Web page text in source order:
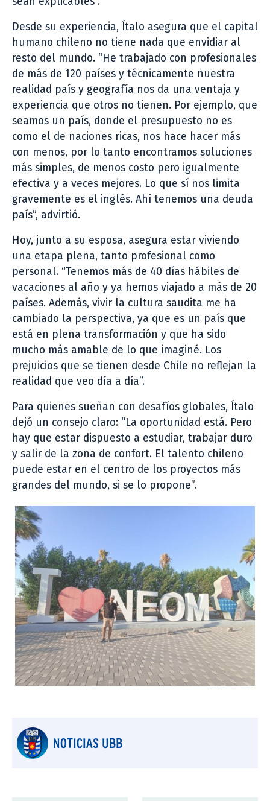
Desde su experiencia, Ítalo asegura que el capital
humano chileno no tiene nada que envidiar al
resto del mundo. “He trabajado con profesionales
de más de 120 países y técnicamente nuestra
realidad país y geografía nos da una ventaja y
experiencia que otros no tienen. Por ejemplo, que
seamos un país, donde el presupuesto no es
como el de naciones ricas, nos hace hacer más
con menos, por lo tanto encontramos soluciones
más simples, de menos costo pero igualmente
efectiva y a veces mejores. Lo que sí nos limita
gravemente es el inglés. Ahí tenemos una deuda
país”, advirtió.
Hoy, junto a su esposa, asegura estar viviendo
una etapa plena, tanto profesional como
personal. “Tenemos más de 40 días hábiles de
vacaciones al año y ya hemos viajado a más de 20
países. Además, vivir la cultura saudita me ha
cambiado la perspectiva, ya que es un país que
está en plena transformación y que ha sido
mucho más amable de lo que imaginé. Los
prejuicios que se tienen desde Chile no reflejan la
realidad que veo día a día”.
Para quienes sueñan con desafíos globales, Ítalo
dejó un consejo claro: “La oportunidad está. Pero
hay que estar dispuesto a estudiar, trabajar duro
y salir de la zona de confort. El talento chileno
puede estar en el centro de los proyectos más
grandes del mundo, si se lo propone”.
NOTICIAS UBB